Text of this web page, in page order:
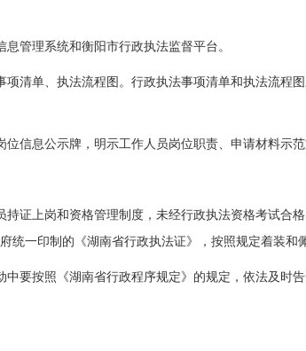
管理系统和衡阳市行政执法监督平台。
项清单、执法流程图。行政执法事项清单和执法流
位信息公示牌，明示工作人员岗位职责、申请材料示
持证上岗和资格管理制度，未经行政执法资格考试
一印制的《湖南省行政执法证》，按照规定着装和
中要按照《湖南省行政程序规定》的规定，依法及